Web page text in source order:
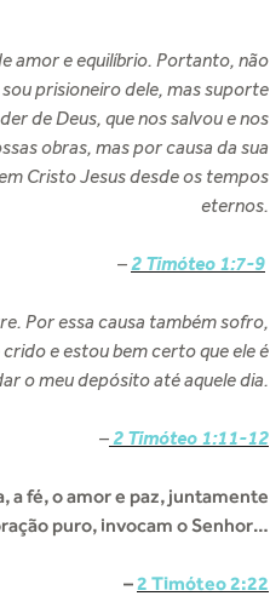
amor e equilíbrio. Portanto, não
prisioneiro dele, mas suporte
de Deus, que nos salvou e nos
obras, mas por causa da sua
Cristo Jesus desde os tempos
eternos.
– 2 Timóteo 1:7-9
Por essa causa também sofro,
e estou bem certo que ele é
o meu depósito até aquele dia.
– 2 Timóteo 1:11-12
a fé, o amor e paz, juntamente
puro, invocam o Senhor…
–2 Timóteo 2:22